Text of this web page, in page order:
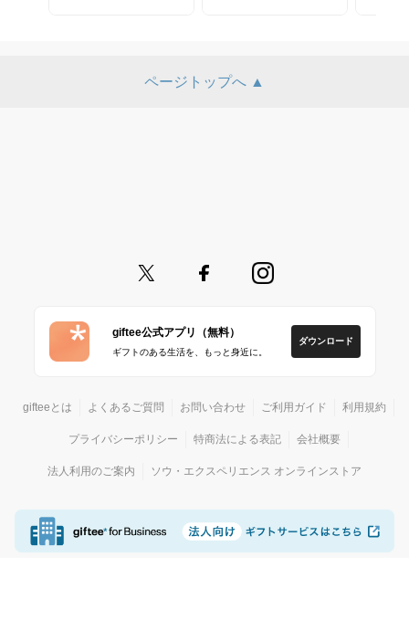
ページトップへ ▲
giftee公式アプリ（無料）
ギフトのある生活を、もっと身近に。
ダウンロード
gifteeとは よくあるご質問 お問い合わせ ご利用ガイド 利用規約
プライバシーポリシー 特商法による表記 会社概要
法人利用のご案内 ソウ・エクスペリエンス オンラインストア